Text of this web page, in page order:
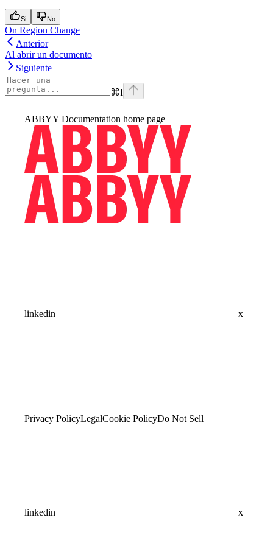
Si No
On Region Change
Anterior
Al abrir un documento
Siguiente
⌘I
ABBYY Documentation home page
linkedin x
Privacy PolicyLegalCookie PolicyDo Not Sell
linkedin x